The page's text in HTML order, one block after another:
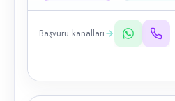
Başvuru kanalları